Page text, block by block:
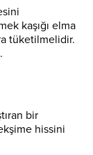
kaşığı elma
tüketilmelidir.
bir
hissini